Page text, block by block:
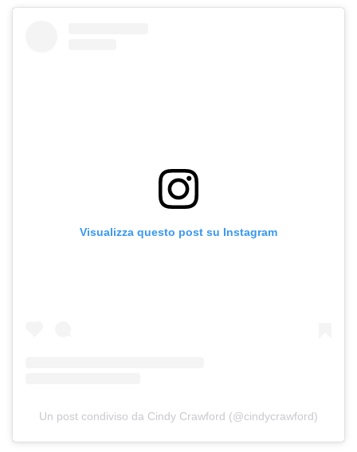
Visualizza questo post su Instagram
Un post condiviso da Cindy Crawford (@cindycrawford)